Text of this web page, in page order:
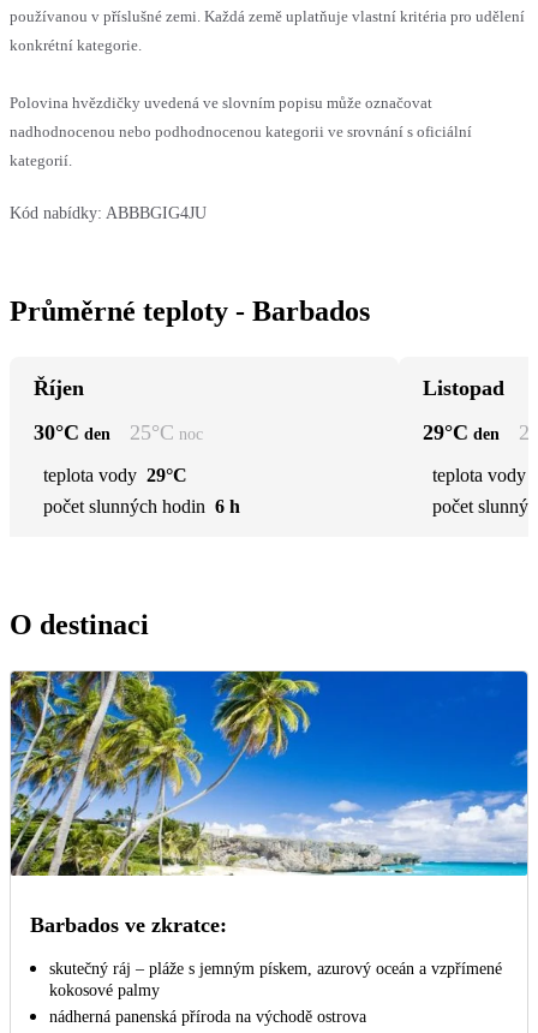
používanou v příslušné zemi. Každá země uplatňuje vlastní kritéria pro udělení
konkrétní kategorie.
Polovina hvězdičky uvedená ve slovním popisu může označovat
nadhodnocenou nebo podhodnocenou kategorii ve srovnání s oficiální
kategorií.
Kód nabídky: ABBBGIG4JU
Průměrné teploty - Barbados
Říjen
30°C den 25°C noc
teplota vody 29°C
počet slunných hodin 6 h
Listopad
29°C den
teplota vody
počet
O destinaci
Barbados ve zkratce:
skutečný ráj – pláže s jemným pískem, azurový oceán a vzpřímené
kokosové palmy
nádherná panenská příroda na východě ostrova